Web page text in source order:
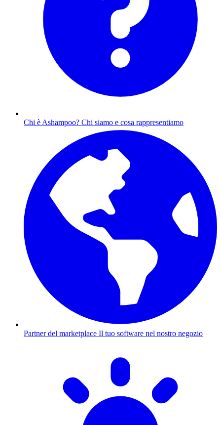
Chi è Ashampoo? Chi siamo e cosa rappresentiamo
Partner del marketplace Il tuo software nel nostro negozio